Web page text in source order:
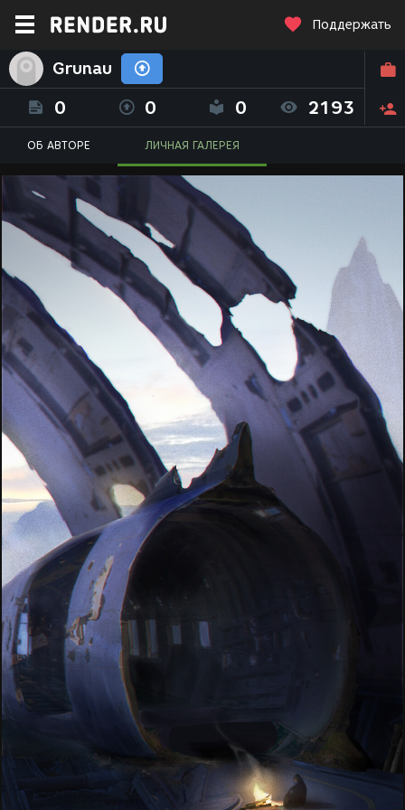
Поддержать
Grunau
0 0 0 2193
ОБ АВТОРЕ ЛИЧНАЯ ГАЛЕРЕЯ